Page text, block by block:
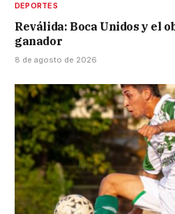
DEPORTES
Reválida: Boca Unidos y el
ganador
8 de agosto de 2026